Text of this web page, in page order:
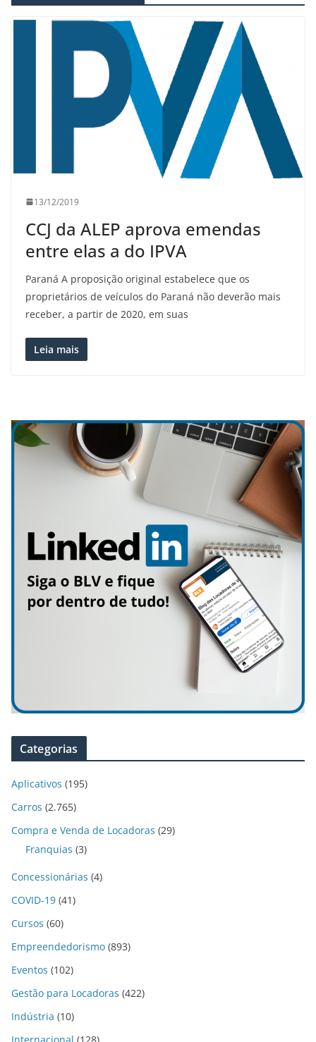
13/12/2019
CCJ da ALEP aprova emendas
entre elas a do IPVA
Paraná A proposição original estabelece que os
proprietários de veículos do Paraná não deverão mais
receber, a partir de 2020, em suas
Leia mais
Categorias
Aplicativos (195)
Carros (2.765)
Compra e Venda de Locadoras (29)
Franquias (3)
Concessionárias (4)
COVID-19 (41)
Cursos (60)
Empreendedorismo (893)
Eventos (102)
Gestão para Locadoras (422)
Indústria (10)
Internacional (128)